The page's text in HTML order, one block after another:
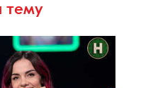
тему